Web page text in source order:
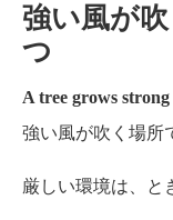
強い風が
つ
A tree grows
強い風が吹く場所
厳しい環境は、と